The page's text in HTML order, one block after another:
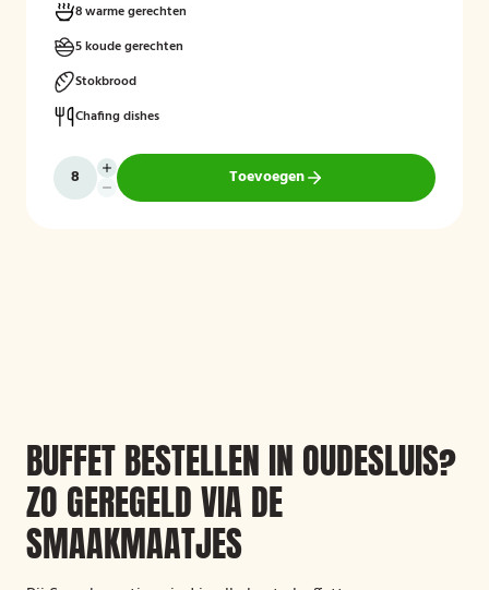
8 warme gerechten
5 koude gerechten
Stokbrood
Chafing dishes
Toevoegen
BUFFET BESTELLEN IN OUDESLUIS?
ZO GEREGELD VIA DE
SMAAKMAATJES